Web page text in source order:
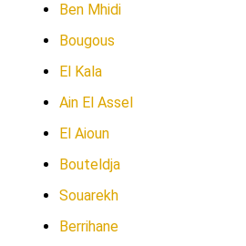
Ben Mhidi
Bougous
El Kala
Ain El Assel
El Aioun
Bouteldja
Souarekh
Berrihane